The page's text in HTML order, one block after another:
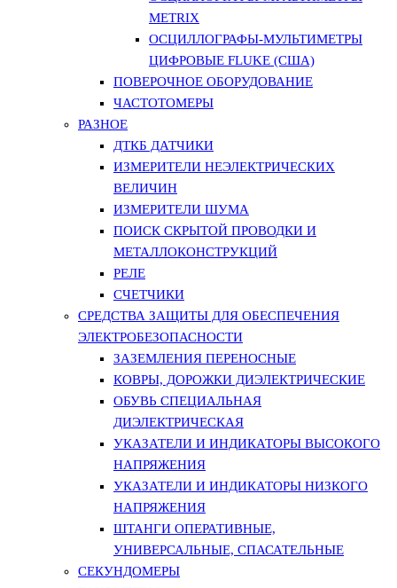
METRIX
ОСЦИЛЛОГРАФЫ-МУЛЬТИМЕТРЫ
ЦИФРОВЫЕ FLUKE (США)
ПОВЕРОЧНОЕ ОБОРУДОВАНИЕ
ЧАСТОТОМЕРЫ
РАЗНОЕ
ДТКБ ДАТЧИКИ
ИЗМЕРИТЕЛИ НЕЭЛЕКТРИЧЕСКИХ
ВЕЛИЧИН
ИЗМЕРИТЕЛИ ШУМА
ПОИСК СКРЫТОЙ ПРОВОДКИ И
МЕТАЛЛОКОНСТРУКЦИЙ
РЕЛЕ
СЧЕТЧИКИ
СРЕДСТВА ЗАЩИТЫ ДЛЯ ОБЕСПЕЧЕНИЯ
ЭЛЕКТРОБЕЗОПАСНОСТИ
ЗАЗЕМЛЕНИЯ ПЕРЕНОСНЫЕ
КОВРЫ, ДОРОЖКИ ДИЭЛЕКТРИЧЕСКИЕ
ОБУВЬ СПЕЦИАЛЬНАЯ
ДИЭЛЕКТРИЧЕСКАЯ
УКАЗАТЕЛИ И ИНДИКАТОРЫ ВЫСОКОГО
НАПРЯЖЕНИЯ
УКАЗАТЕЛИ И ИНДИКАТОРЫ НИЗКОГО
НАПРЯЖЕНИЯ
ШТАНГИ ОПЕРАТИВНЫЕ,
УНИВЕРСАЛЬНЫЕ, СПАСАТЕЛЬНЫЕ
СЕКУНДОМЕРЫ